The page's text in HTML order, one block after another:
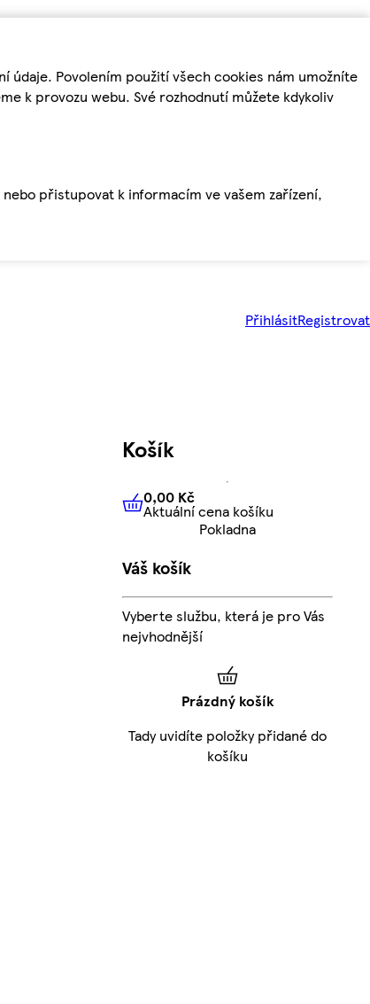
údaje. Povolením použití všech cookies nám umožníte
k provozu webu. Své rozhodnutí můžete kdykoliv
přistupovat k informacím ve vašem zařízení,
PřihlásitRegistrovat
Košík
0,00 KčAktuální cena košíku
0,00 Kč
Aktuální cena košíku
Pokladna
Váš košík
Vyberte službu, která je pro Vás
nejvhodnější
Prázdný košík
Tady uvidíte položky přidané do
košíku